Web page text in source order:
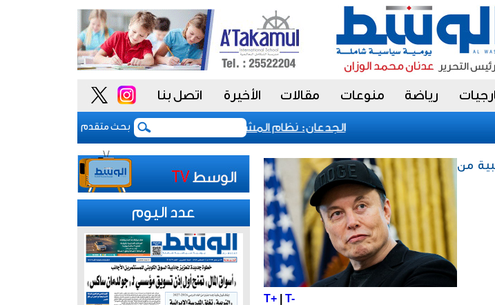
رياضة منوعات مقالات الأخيرة اتصل بنا
بحث متقدم
الجدعان: نظام المشتريات يمنح الحكومة السعودية أدوات أكثر مرونة
من
T+| T-
عدد اليوم